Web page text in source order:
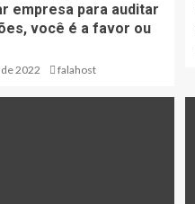
empresa para auditar
você é a favor ou
2022 falahost